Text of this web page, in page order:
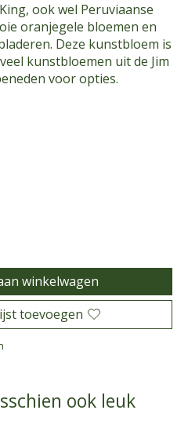
ook wel Peruviaanse
oranjegele bloemen en
Deze kunstbloem is
kunstbloemen uit de Jim
voor opties.
winkelwagen
toevoegen
ook leuk